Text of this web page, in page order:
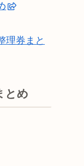
理券まと
とめ